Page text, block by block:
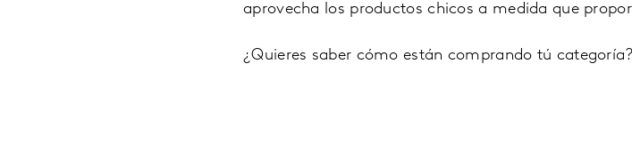
aprovecha los productos chicos a medida que
¿Quieres saber cómo están comprando tú